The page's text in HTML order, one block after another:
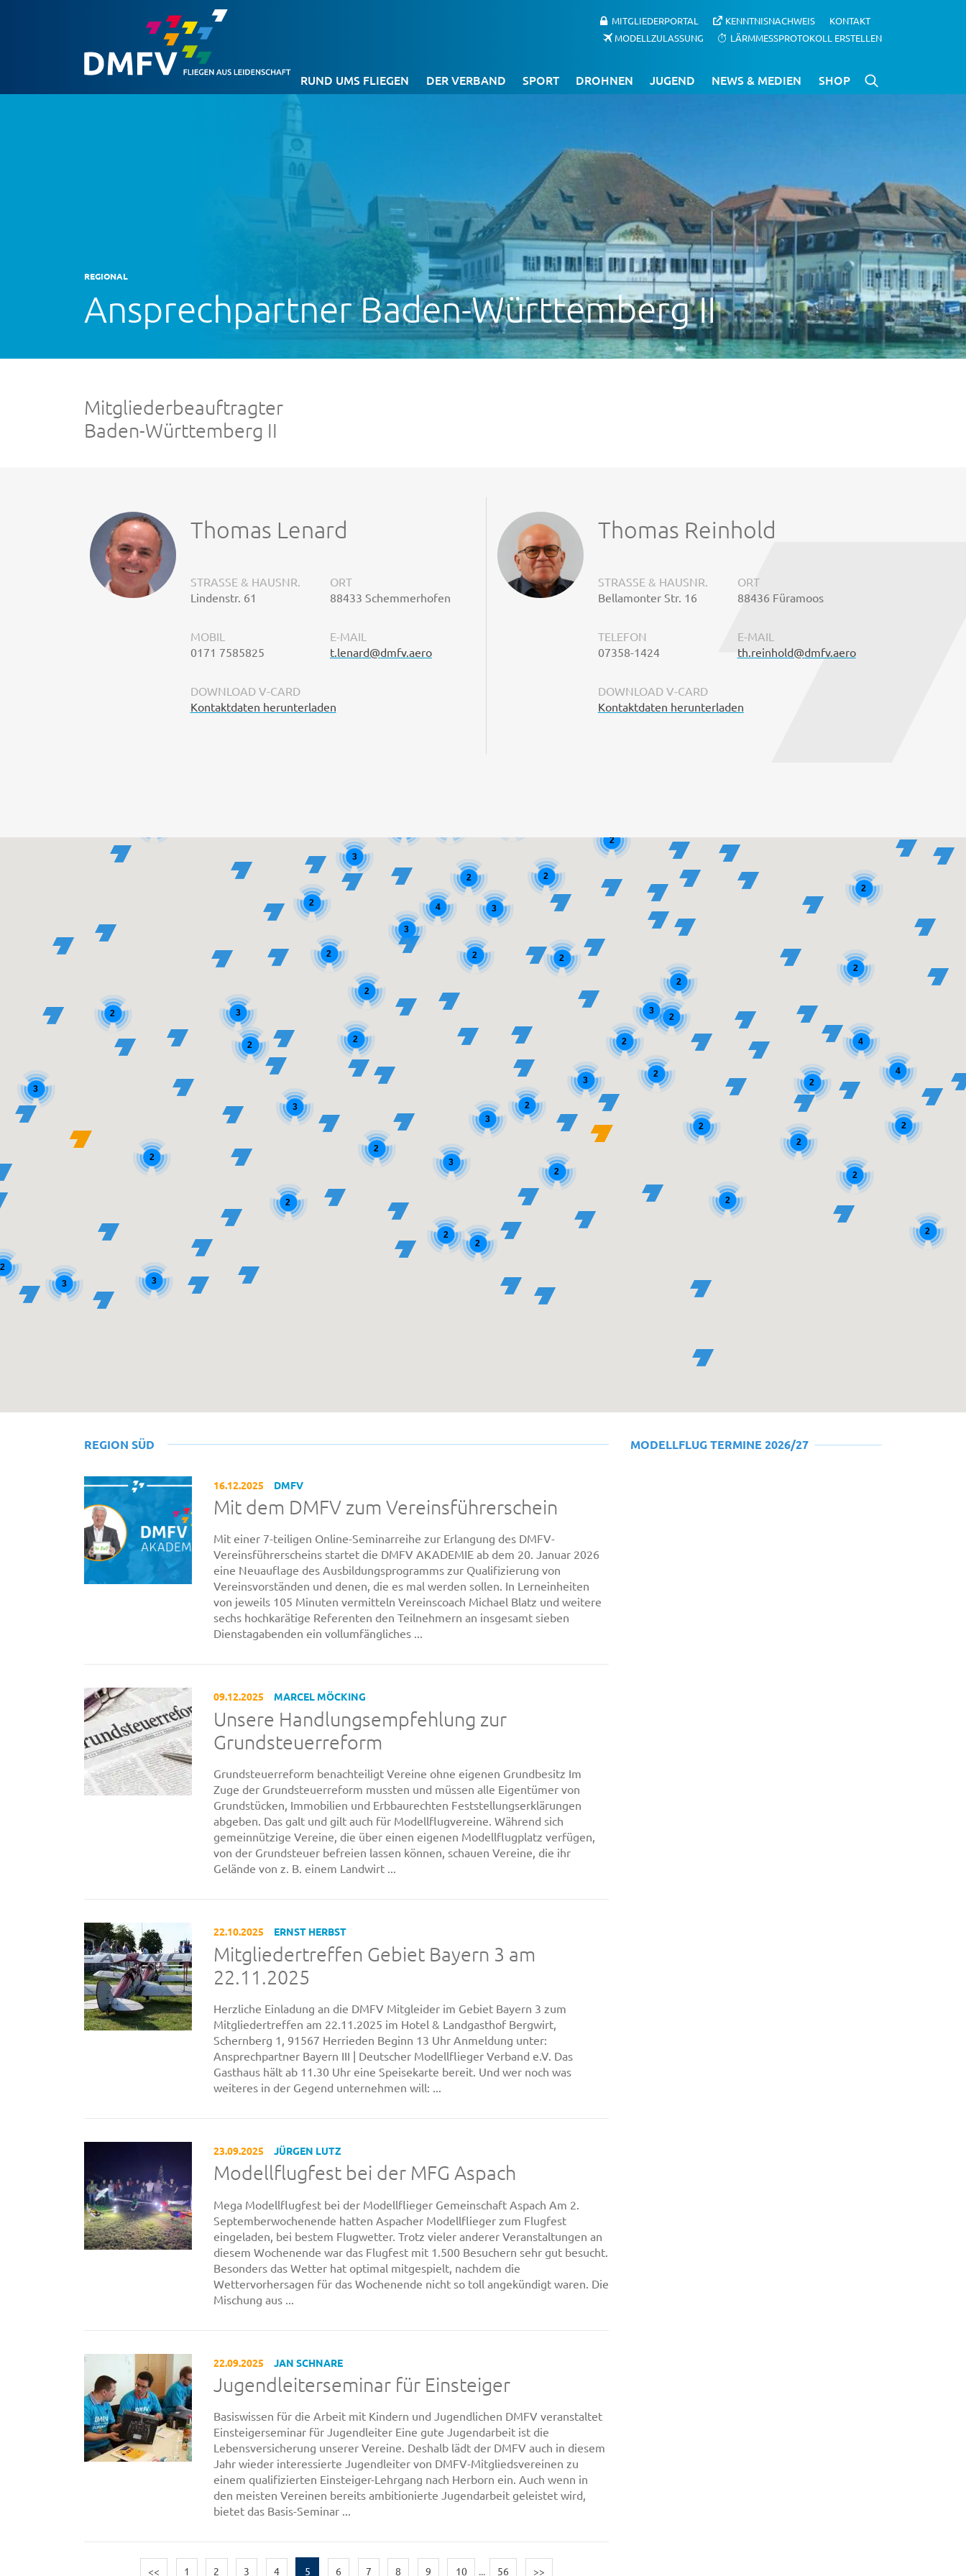
MITGLIEDERPORTAL KENNTNISNACHWEIS
KONTAKT
MODELLZULASSUNG
LÄRMMESSPROTOKOLL ERSTELLEN
RUND UMS FLIEGEN DER VERBAND SPORT DROHNEN JUGEND NEWS & MEDIEN SHOP
REGIONAL
Ansprechpartner Baden-Württemberg II
Mitgliederbeauftragter
Baden-Württemberg II
Thomas Lenard
STRASSE & HAUSNR.
Lindenstr. 61
ORT
88433 Schemmerhofen
MOBIL
0171 7585825
E-MAIL
t.lenard@dmfv.aero
DOWNLOAD V-CARD
Kontaktdaten herunterladen
Thomas Reinhold
STRASSE & HAUSNR.
Bellamonter Str. 16
ORT
88436 Füramoos
TELEFON
07358-1424
E-MAIL
th.reinhold@dmfv.aero
DOWNLOAD V-CARD
Kontaktdaten herunterladen
2
2
2
3
3
2
3
2
3 2
2
2
2
3
3
2
2
2
3
3
4
4
2
2
2
2
3
2
3
2
2
2
2
2
2
2
2
2
3
3
2
2
2
4
2
2
2
REGION SÜD
16.12.2025 DMFV
Mit dem DMFV zum Vereinsführerschein
Mit einer 7-teiligen Online-Seminarreihe zur Erlangung des DMFV-
Vereinsführerscheins startet die DMFV AKADEMIE ab dem 20. Januar 2026
eine Neuauflage des Ausbildungsprogramms zur Qualifizierung von
Vereinsvorständen und denen, die es mal werden sollen. In Lerneinheiten
von jeweils 105 Minuten vermitteln Vereinscoach Michael Blatz und weitere
sechs hochkarätige Referenten den Teilnehmern an insgesamt sieben
Dienstagabenden ein vollumfängliches ...
09.12.2025 MARCEL MÖCKING
Unsere Handlungsempfehlung zur
Grundsteuerreform
Grundsteuerreform benachteiligt Vereine ohne eigenen Grundbesitz Im
Zuge der Grundsteuerreform mussten und müssen alle Eigentümer von
Grundstücken, Immobilien und Erbbaurechten Feststellungserklärungen
abgeben. Das galt und gilt auch für Modellflugvereine. Während sich
gemeinnützige Vereine, die über einen eigenen Modellflugplatz verfügen,
von der Grundsteuer befreien lassen können, schauen Vereine, die ihr
Gelände von z. B. einem Landwirt ...
22.10.2025 ERNST HERBST
Mitgliedertreffen Gebiet Bayern 3 am
22.11.2025
Herzliche Einladung an die DMFV Mitgleider im Gebiet Bayern 3 zum
Mitgliedertreffen am 22.11.2025 im Hotel & Landgasthof Bergwirt,
Schernberg 1, 91567 Herrieden Beginn 13 Uhr Anmeldung unter:
Ansprechpartner Bayern III | Deutscher Modellflieger Verband e.V. Das
Gasthaus hält ab 11.30 Uhr eine Speisekarte bereit. Und wer noch was
weiteres in der Gegend unternehmen will: ...
23.09.2025 JÜRGEN LUTZ
Modellflugfest bei der MFG Aspach
Mega Modellflugfest bei der Modellflieger Gemeinschaft Aspach Am 2.
Septemberwochenende hatten Aspacher Modellflieger zum Flugfest
eingeladen, bei bestem Flugwetter. Trotz vieler anderer Veranstaltungen an
diesem Wochenende war das Flugfest mit 1.500 Besuchern sehr gut besucht.
Besonders das Wetter hat optimal mitgespielt, nachdem die
Wettervorhersagen für das Wochenende nicht so toll angekündigt waren. Die
Mischung aus ...
22.09.2025 JAN SCHNARE
Jugendleiterseminar für Einsteiger
Basiswissen für die Arbeit mit Kindern und Jugendlichen DMFV veranstaltet
Einsteigerseminar für Jugendleiter Eine gute Jugendarbeit ist die
Lebensversicherung unserer Vereine. Deshalb lädt der DMFV auch in diesem
Jahr wieder interessierte Jugendleiter von DMFV-Mitgliedsvereinen zu
einem qualifizierten Einsteiger-Lehrgang nach Herborn ein. Auch wenn in
den meisten Vereinen bereits ambitionierte Jugendarbeit geleistet wird,
bietet das Basis-Seminar ...
<< 1 2 3 4 5 6 7 8 9 10 ... 56 >>
MODELLFLUG TERMINE 2026/27